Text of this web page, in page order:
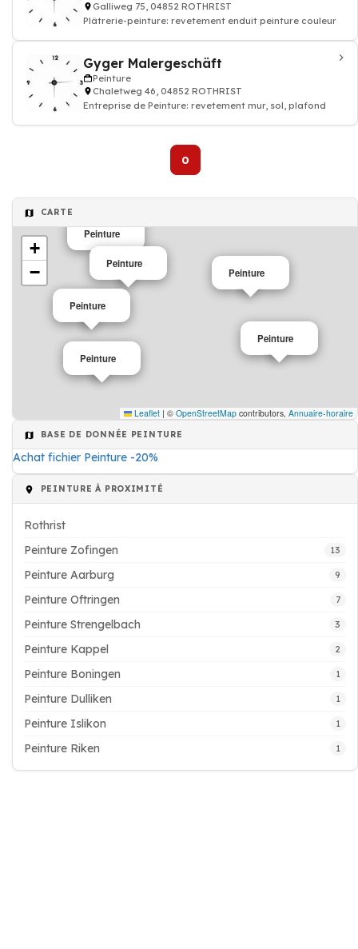
Galliweg 75, 04852 ROTHRIST
Plâtrerie-peinture: revetement enduit peinture couleur
Gyger Malergeschäft
Peinture
Chaletweg 46, 04852 ROTHRIST
Entreprise de Peinture: revetement mur, sol, plafond
0
CARTE
Peinture
Peinture
Peinture
Peinture
Peinture
Peinture
+
−
Leaflet | © OpenStreetMap contributors, Annuaire-horaire
BASE DE DONNÉE PEINTURE
Achat fichier Peinture -20%
PEINTURE À PROXIMITÉ
Rothrist
Peinture Zofingen
13
Peinture Aarburg 9
Peinture Oftringen 7
Peinture Strengelbach 3
Peinture Kappel 2
Peinture Boningen 1
Peinture Dulliken 1
Peinture Islikon 1
Peinture Riken 1